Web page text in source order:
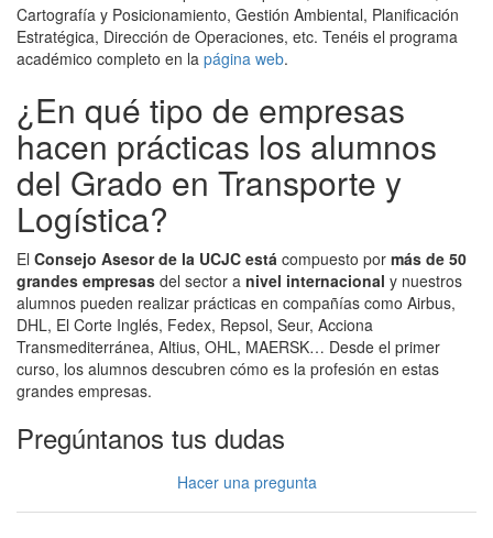
Cartografía y Posicionamiento, Gestión Ambiental, Planificación
Estratégica, Dirección de Operaciones, etc. Tenéis el programa
académico completo en la página web.
¿En qué tipo de empresas
hacen prácticas los alumnos
del Grado en Transporte y
Logística?
El Consejo Asesor de la UCJC está compuesto por más de 50
grandes empresas del sector a nivel internacional y nuestros
alumnos pueden realizar prácticas en compañías como Airbus,
DHL, El Corte Inglés, Fedex, Repsol, Seur, Acciona
Transmediterránea, Altius, OHL, MAERSK… Desde el primer
curso, los alumnos descubren cómo es la profesión en estas
grandes empresas.
Pregúntanos tus dudas
Hacer una pregunta